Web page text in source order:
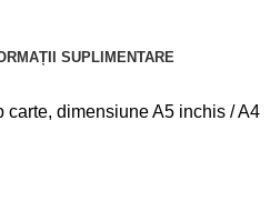
SUPLIMENTARE
carte, dimensiune A5 inchis / A4